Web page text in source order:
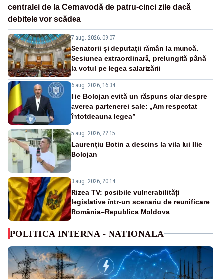
centralei de la Cernavodă de patru-cinci zile dacă
debitele vor scădea
7 aug. 2026, 09:07
Senatorii și deputații rămân la muncă.
Sesiunea extraordinară, prelungită până
la votul pe legea salarizării
6 aug. 2026, 16:34
Ilie Bolojan evită un răspuns clar despre
averea partenerei sale: „Am respectat
întotdeauna legea”
5 aug. 2026, 22:15
Laurențiu Botin a descins la vila lui Ilie
Bolojan
3 aug. 2026, 20:14
Rizea TV: posibile vulnerabilități
legislative într-un scenariu de reunificare
România–Republica Moldova
POLITICA INTERNA - NATIONALA